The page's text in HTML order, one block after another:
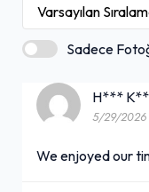
Sadece
H***
5/29/2026
We enjoyed our